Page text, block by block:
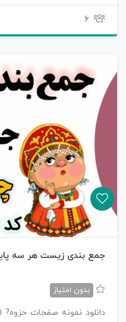
6
جمع بندی زیست هر سه
بدون امتیاز
دانلود نمونه صفحات حزوه?